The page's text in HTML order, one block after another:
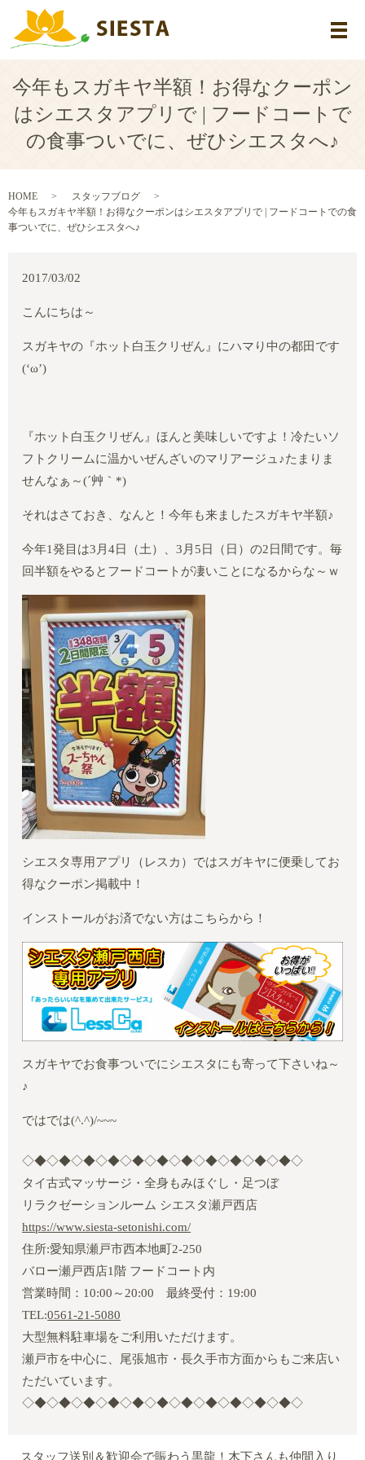
メ
今年もスガキヤ半額！お得なクーポン
はシエスタアプリで | フードコートで
の食事ついでに、ぜひシエスタへ♪
HOME
スタッフブログ
今年もスガキヤ半額！お得なクーポンはシエスタアプリで | フードコートでの食
事ついでに、ぜひシエスタへ♪
2017/03/02
こんにちは～
スガキヤの『ホット白玉クリぜん』にハマり中の都田です
(‘ω’)
『ホット白玉クリぜん』ほんと美味しいですよ！冷たいソ
フトクリームに温かいぜんざいのマリアージュ♪たまりま
せんなぁ～(´艸｀ *)
それはさておき、なんと！今年も来ましたスガキヤ半額♪
今年1発目は3 月4日（土）、3 月 5日（日）の2日間です。毎
回半額をやるとフードコートが凄いことになるからな～ｗ
シエスタ専用アプリ（レスカ）ではスガキヤに便乗してお
得なクーポン掲載中！
インストールがお済でない方はこちらから！
スガキヤでお食事ついでにシエスタにも寄って下さいね～
♪
ではでは(^.^)/~~~
◇◆◇◆◇◆◇◆◇◆◇◆◇◆◇◆◇◆◇◆◇◆◇
タイ古式マッサージ・全身もみほぐし・足つぼ
リラクゼーションルーム シエスタ瀬戸西店
https://www.siesta-setonishi.com/
住所:愛知県瀬戸市西本地町2‐250
バロー瀬戸西店1階 フードコート内
営業時間：10:00～20:00 最終受付：19:00
TEL:0561-21-5080
大型無料駐車場をご利用いただけます。
瀬戸市を中心に、尾張旭市・長久手市方面からもご来店い
ただいています。
◇◆◇◆◇◆◇◆◇◆◇◆◇◆◇◆◇◆◇◆◇◆◇
スタッフ送別＆歓迎会で賑わう黒龍！木下さんも仲間入り